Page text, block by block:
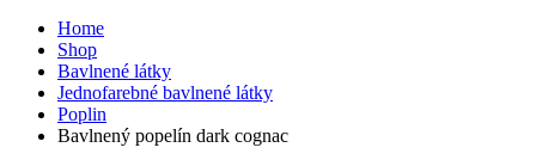
Home
Shop
Bavlnené látky
Jednofarebné bavlnené látky
Poplin
Bavlnený popelín dark cognac